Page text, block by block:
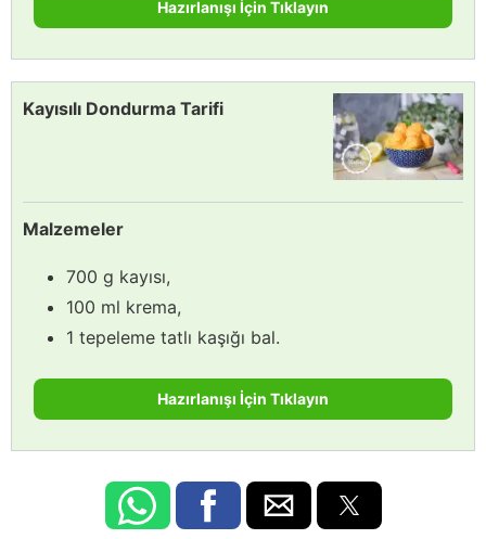
Hazırlanışı İçin Tıklayın
Kayısılı Dondurma Tarifi
Malzemeler
700 g kayısı,
100 ml krema,
1 tepeleme tatlı kaşığı bal.
Hazırlanışı İçin Tıklayın